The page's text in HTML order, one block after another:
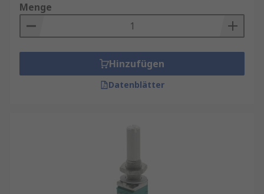
Menge
Hinzufügen
Datenblätter